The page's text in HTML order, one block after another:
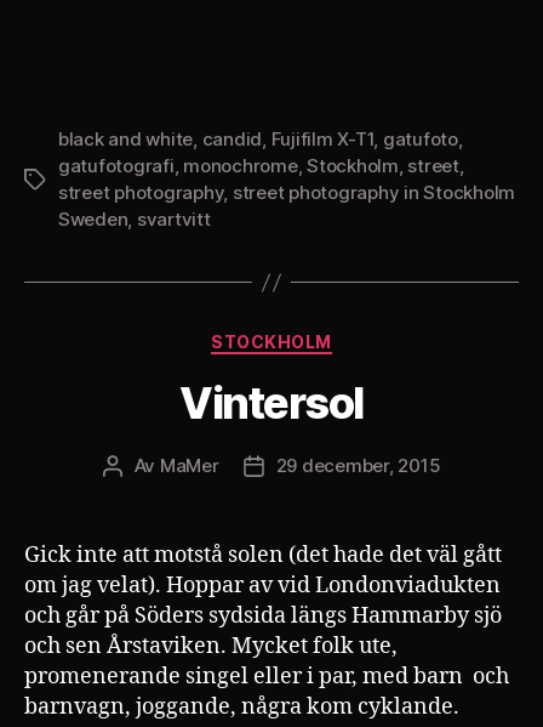
Etiketter
black and white, candid, Fujifilm X-T1, gatufoto,
gatufotografi, monochrome,Stockholm, street,
street photography, street photography in Stockholm
Sweden, svartvitt
Kategorier
STOCKHOLM
Vintersol
Inläggsförfattare
Av MaMer Inläggsdatum
29 december, 2015
Gick inte att motstå solen (det hade det väl gått
om jag velat). Hoppar av vid Londonviadukten
och går på Söders sydsida längs Hammarby sjö
och sen Årstaviken. Mycket folk ute,
promenerande singel eller i par, med barn och
barnvagn, joggande, några kom cyklande.